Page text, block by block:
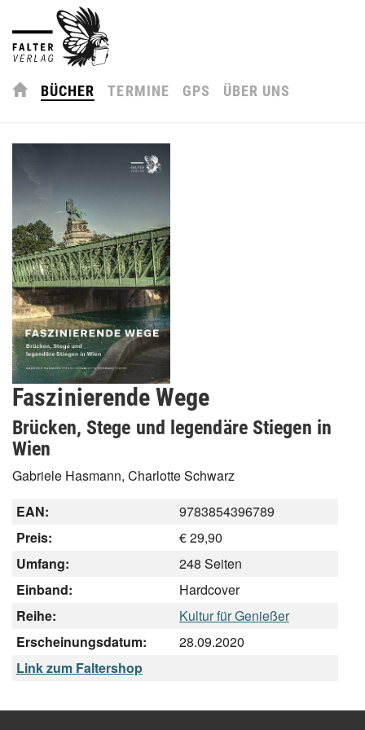
BÜCHER TERMINE GPS ÜBER UNS
Faszinierende Wege
Brücken, Stege und legendäre Stiegen in
Wien
Gabriele Hasmann, Charlotte Schwarz
EAN:
9783854396789
Preis:
€ 29,90
Umfang:
248 Seiten
Einband:
Hardcover
Reihe:
Kultur für Genießer
Erscheinungsdatum:
28.09.2020
Link zum Faltershop